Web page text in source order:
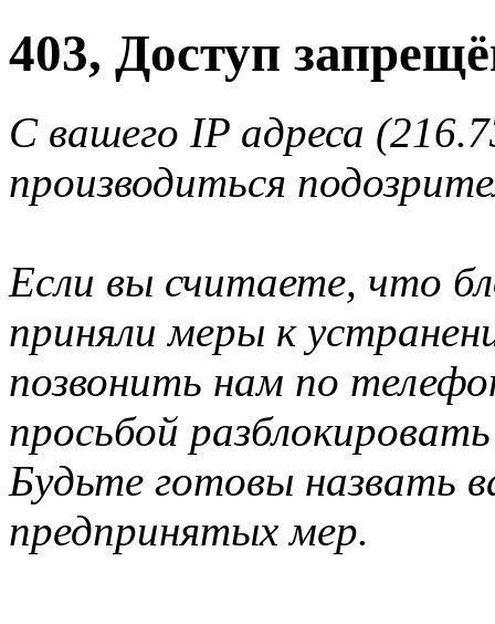
403, Доступ
С вашего IP адреса
производиться
Если вы считаете, что
приняли меры к
позвонить нам по
просьбой
Будьте готовы назвать
предпринятых мер.